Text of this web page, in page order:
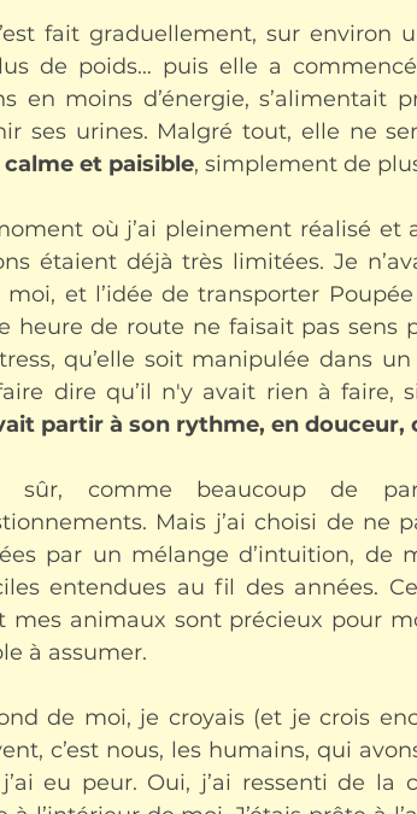
fait graduellement, sur
de poids… puis elle a
en moins d’énergie,
ses urines. Malgré tout, elle ne
calme et paisible, simplement de
où j’ai pleinement réalisé et
étaient déjà très limitées. Je
moi, et l’idée de transporter
heure de route ne faisait pas sens
qu’elle soit manipulée dans
dire qu’il n'y avait rien à faire,
partir à son rythme, en douceur,
sûr, comme beaucoup de
Mais j’ai choisi de ne
par un mélange d’intuition, de
entendues au fil des années.
mes animaux sont précieux pour
à assumer.
de moi, je croyais (et je crois
c’est nous, les humains, qui
eu peur. Oui, j’ai ressenti de